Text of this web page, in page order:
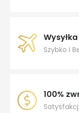
Szybko i
100%